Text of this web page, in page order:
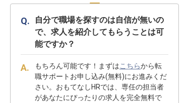
自分で職場を探すのは自信が無いの
で、求人を紹介してもらうことは可
能ですか？
もちろん可能です！まずはこちらから転
職サポートお申し込み(無料)にお進みくだ
さい。おもてなしHRでは、専任の担当者
があなたにぴったりの求人を完全無料で